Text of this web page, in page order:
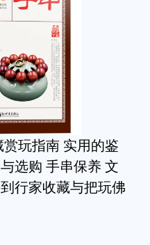
玩指南 实用的鉴
选购 手串保养 文
行家收藏与把玩佛